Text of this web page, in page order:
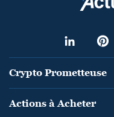
Crypto Prometteuse
Actions à Acheter